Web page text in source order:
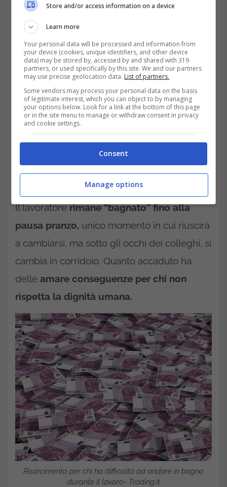
Risarcimento per chi ha difficoltà
ad andare in bagno durante il
Il lavoratorerimane “bagnato” fino alla
pausa pranzo, unico momento in cui riuscirà
a cambiarsi, ma sotto gli occhi dei colleghi, si
cambia in corridoio. Quanto accaduto ha
delle amare conseguenze per chi non
rispetta la dignità umana.
Risarcimento per chi ha difficoltà ad andare in bagno
durante il lavoro- Trading.it
Store and/or access information on a device
Learn more
Your personal data will be processed and information from
your device (cookies, unique identifiers, and other device
data) may be stored by, accessed by and shared with 319
partners, or used specifically by this site. We and our partners
may use precise geolocation data. List of partners.
Some vendors may process your personal data on the basis
of legitimate interest, which you can object to by managing
your options below. Look for a link at the bottom of this page
or in the site menu to manage or withdraw consent in privacy
and cookie settings.
Consent
Manage options